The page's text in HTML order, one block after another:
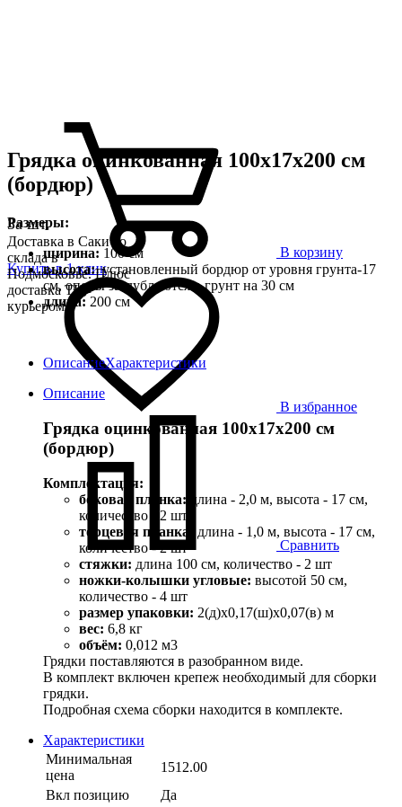
За шт.
Доставка в Саки со
склада в
Подмосковье. Плюс
доставка ТК,
курьером
В корзину
Купить в 1 клик
В избранное
Сравнить
Грядка оцинкованная 100х17х200 см
(бордюр)
Размеры:
ширина: 100 см
высота:установленный бордюр от уровня грунта-17
см, опоры заглубляются в грунт на 30 см
длина: 200 см
ОписаниеХарактеристики
Описание
Грядка оцинкованная 100х17х200 см
(бордюр)
Комплектация:
боковая планка: длина - 2,0 м, высота - 17 см,
количество - 2 шт
торцевая планка:
длина - 1,0 м, высота - 17 см,
количество - 2 шт
стяжки: длина 100 см, количество - 2 шт
ножки-колышки угловые: высотой 50 см,
количество - 4 шт
размер упаковки: 2(д)х0,17(ш)х0,07(в) м
вес: 6,8 кг
объём: 0,012 м3
Грядки поставляются в разобранном виде.
В комплект включен крепеж необходимый для сборки
грядки.
Подробная схема сборки находится в комплекте.
Характеристики
Минимальная
цена
1512.00
Вкл позицию
Да